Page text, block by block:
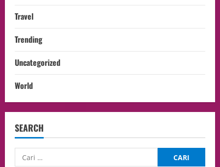
Travel
Trending
Uncategorized
World
SEARCH